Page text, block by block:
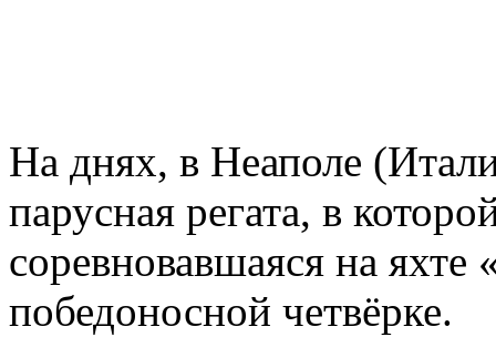
На днях, в Неаполе
парусная регата, в
соревновавшаяся на яхте
победоносной четвёрке.